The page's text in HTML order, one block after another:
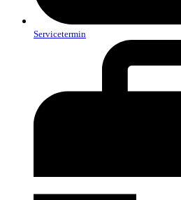
Servicetermin